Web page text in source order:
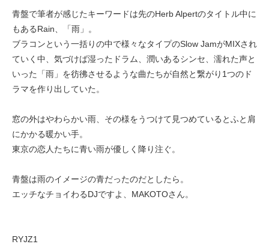
青盤で筆者が感じたキーワードは先のHerb Alpertのタイトル中に
もあるRain、「雨」。
ブラコンという一括りの中で様々なタイプのSlow JamがMIXされ
ていく中、気づけば湿ったドラム、潤いあるシンセ、濡れた声と
いった「雨」を彷彿させるような曲たちが自然と繋がり1つのド
ラマを作り出していた。
窓の外はやわらかい雨、その様をうつけて見つめているとふと肩
にかかる暖かい手。
東京の恋人たちに青い雨が優しく降り注ぐ。
青盤は雨のイメージの青だったのだとしたら。
エッチなチョイわるDJですよ、MAKOTOさん。
RYJZ1